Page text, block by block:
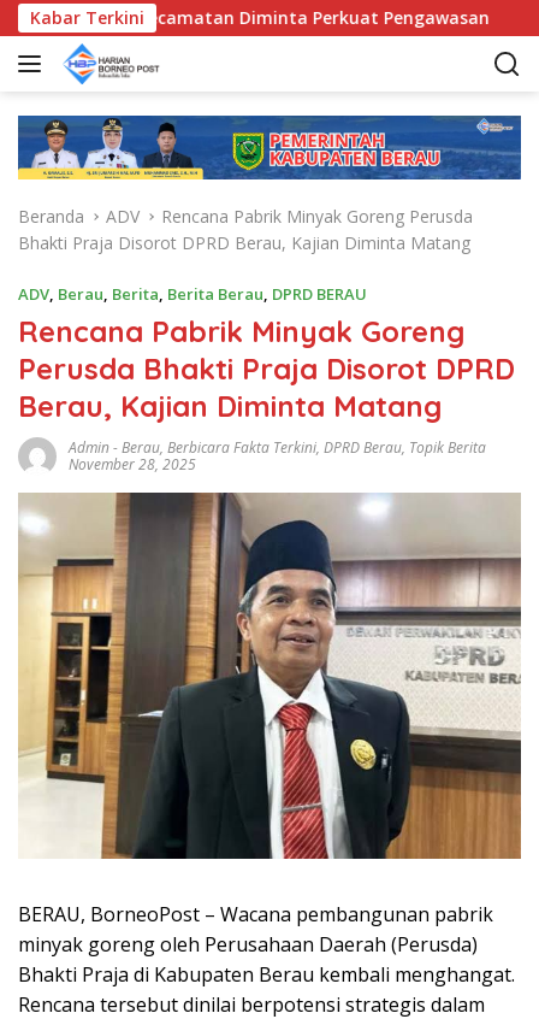
a
Kabar Terkini
Bunda Kecamatan Diminta Perkuat Pengawasan
Beranda ADV
Rencana Pabrik Minyak Goreng Perusda
Bhakti Praja Disorot DPRD Berau, Kajian Diminta Matang
ADV, Berau, Berita, Berita Berau, DPRD BERAU
Rencana Pabrik Minyak Goreng
Perusda Bhakti Praja Disorot DPRD
Berau, Kajian Diminta Matang
Admin-Berau, Berbicara Fakta Terkini, DPRD Berau, Topik Berita
November 28, 2025
BERAU, BorneoPost – Wacana pembangunan pabrik
minyak goreng oleh Perusahaan Daerah (Perusda)
Bhakti Praja di Kabupaten Berau kembali menghangat.
Rencana tersebut dinilai berpotensi strategis dalam